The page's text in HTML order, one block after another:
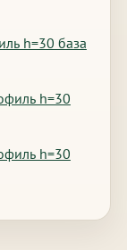
h=30 база
h=30
h=30